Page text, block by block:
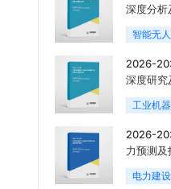
深度分析
智能无
2026-
深度研究
工业机
2026-
力预测
电力建设